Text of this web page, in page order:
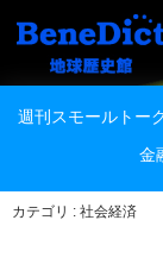
週刊スモールト
金
カテゴリ : 社会経済